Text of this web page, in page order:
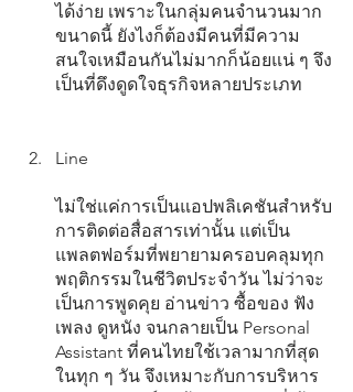
ได้ง่าย เพราะในกลุ่มคนจำนวนมาก
ขนาดนี้ ยังไงก็ต้องมีคนที่มีความ
สนใจเหมือนกันไม่มากก็น้อยแน่ ๆ จึง
เป็นที่ดึงดูดใจธุรกิจหลายประเภท
Line
ไม่ใช่แค่การเป็นแอปพลิเคชันสำหรับ
การติดต่อสื่อสารเท่านั้น แต่เป็น
แพลตฟอร์มที่พยายามครอบคลุมทุก
พฤติกรรมในชีวิตประจำวัน ไม่ว่าจะ
เป็นการพูดคุย อ่านข่าว ซื้อของ ฟัง
เพลง ดูหนัง จนกลายเป็น Personal
Assistant ที่คนไทยใช้เวลามากที่สุด
ในทุก ๆ วัน จึงเหมาะกับการบริหาร